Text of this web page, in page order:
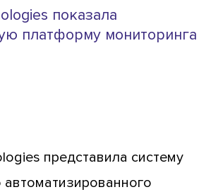
показала
платформу мониторинга
представила систему
автоматизированного